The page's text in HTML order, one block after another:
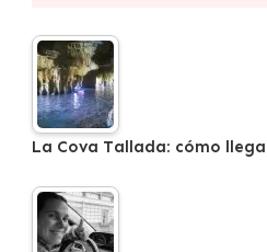
La Cova Tallada: cómo